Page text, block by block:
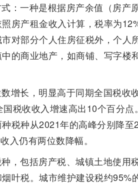
：一种是根据房产余值（房产
房产租金收入计算，税率为
对部分个人住房征税外，个人
的商业地产，如商铺、写字楼
增长，明显高于同期全国税收
税收收入增速高出10个百分点
税种从2021年的高峰分别降至
入仍有两位数降幅。
，包括房产税、城镇土地使用
叶税。城市维护建设税约95%